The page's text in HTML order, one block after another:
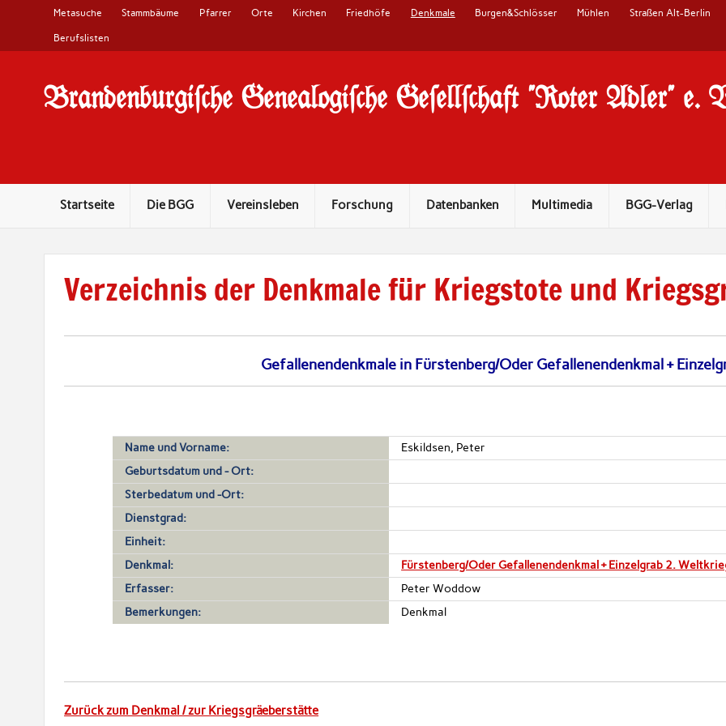
Metasuche Stammbäume Pfarrer Orte Kirchen Friedhöfe Denkmale Burgen&Schlösser Mühlen Straßen Alt-Berlin
Berufslisten
Brandenburgi#che Genealogi#che Ge#ell#chaft "Roter Adler" e.
Startseite Die BGG Vereinsleben Forschung Datenbanken Multimedia BGG-Verlag
Verzeichnis der Denkmale für Kriegstote und
Gefallenendenkmale in Fürstenberg/Oder Gefallenendenkmal +
Name und Vorname:
Eskildsen, Peter
Geburtsdatum und - Ort:
Sterbedatum und -Ort:
Dienstgrad:
Einheit:
Denkmal:
Fürstenberg/Oder Gefallenendenkmal + Einzelgrab 2.
Erfasser:
Peter Woddow
Bemerkungen:
Denkmal
Zurück zum Denkmal / zur Kriegsgräeberstätte